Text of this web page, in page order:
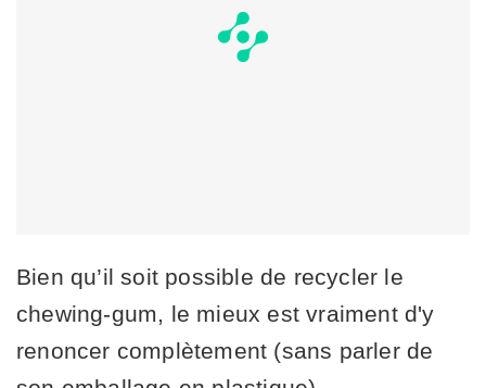
Bien qu’il soit possible de recycler le
chewing-gum, le mieux est vraiment d'y
renoncer complètement (sans parler de